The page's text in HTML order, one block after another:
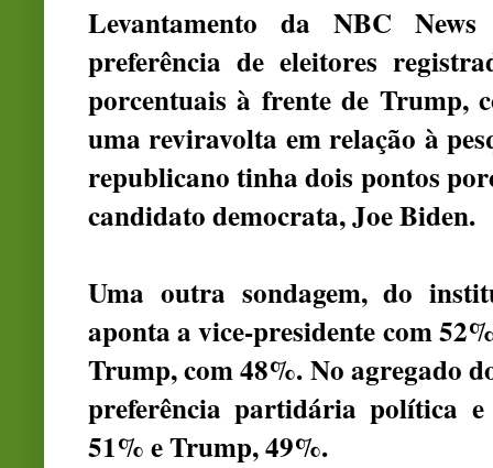
Levantamento da NBC
preferência de eleitores
porcentuais à frente de Trump,
uma reviravolta em relação à
republicano tinha dois pontos
candidato democrata, Joe Biden.
Uma outra sondagem, do
aponta a vice-presidente com
Trump, com 48%. No agregado
preferência partidária política
51% e Trump, 49%.